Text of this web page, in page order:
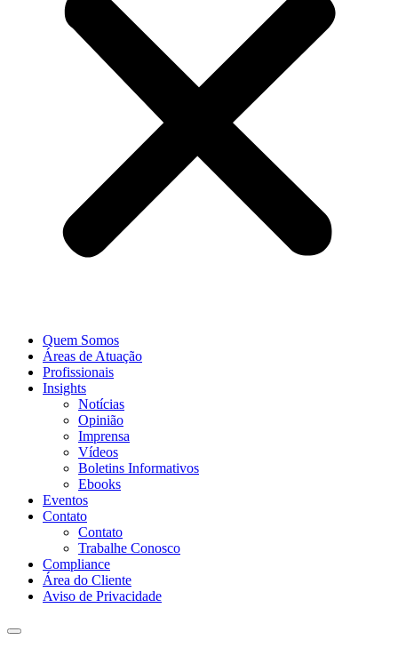
Quem Somos
Áreas de Atuação
Profissionais
Insights
Notícias
Opinião
Imprensa
Vídeos
Boletins Informativos
Ebooks
Eventos
Contato
Contato
Trabalhe Conosco
Compliance
Área do Cliente
Aviso de Privacidade